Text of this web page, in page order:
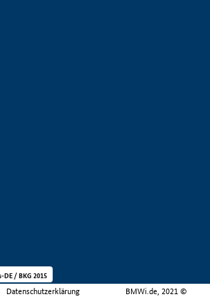
Datenschutzerklärung BMWi.de, 2021 ©
DE / BKG 2015